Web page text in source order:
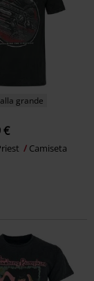
grande
€
Camiseta